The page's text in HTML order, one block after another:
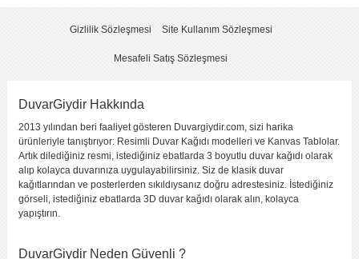
Yorumu Gönder
Gizlilik Sözleşmesi Site Kullanım Sözleşmesi
Mesafeli Satış Sözleşmesi
DuvarGiydir Hakkında
2013 yılından beri faaliyet gösteren Duvargiydir.com, sizi harika
ürünleriyle tanıştırıyor: Resimli Duvar Kağıdı modelleri ve Kanvas Tablolar.
Artık dilediğiniz resmi, istediğiniz ebatlarda 3 boyutlu duvar kağıdı olarak
alıp kolayca duvarınıza uygulayabilirsiniz. Siz de klasik duvar
kağıtlarından ve posterlerden sıkıldıysanız doğru adrestesiniz. İstediğiniz
görseli, istediğiniz ebatlarda 3D duvar kağıdı olarak alın, kolayca
yapıştırın.
DuvarGiydir Neden Güvenli ?